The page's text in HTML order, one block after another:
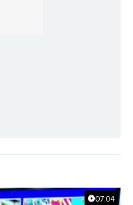
07:04